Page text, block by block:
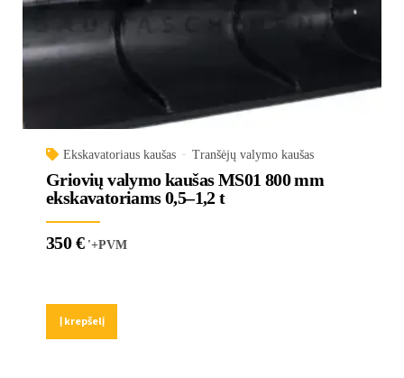
Ekskavatoriaus kaušas Tranšėjų valymo kaušas
Griovių valymo kaušas MS01 800 mm
ekskavatoriams 0,5–1,2 t
350€'+PVM
Į krepšelį